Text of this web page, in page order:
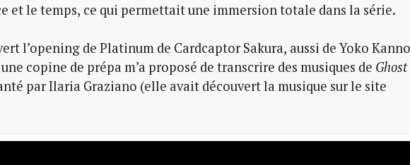
et le temps, ce qui permettait une immersion totale dans la série.
l’opening de Platinum de Cardcaptor Sakura, aussi de Yoko
copine de prépa m’a proposé de transcrire des musiques de
par Ilaria Graziano (elle avait découvert la musique sur le site